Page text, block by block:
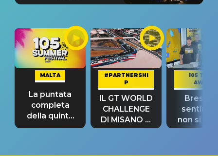
MALTA
La puntata
completa
della quinta
tappa
#PARTNERSHI
P
IL GT WORLD
CHALLENGE
DI MISANO si
riconferma
105 TAKE
AWAY
Bresh:
non si
fino alla